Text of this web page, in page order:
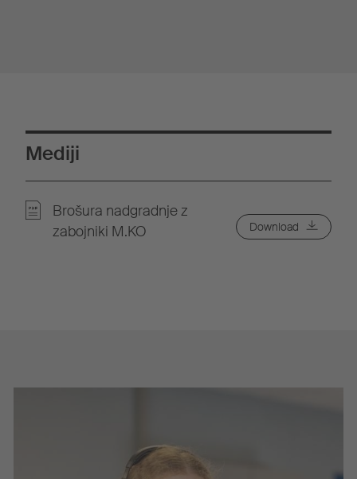
Mediji
Brošura nadgradnje z
zabojniki M.KO
Download